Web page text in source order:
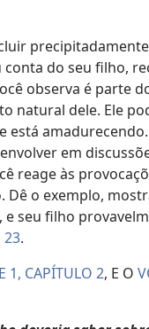
do seu filho,
observa é parte
natural dele. Ele
está amadurecendo.
em
reage às
Dê o exemplo,
e seu filho
23.
1, CAPÍTULO 2, E O